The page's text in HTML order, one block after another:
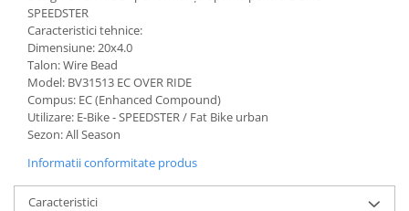
SPEEDSTER
Caracteristici tehnice:
Dimensiune: 20x4.0
Talon: Wire Bead
Model: BV31513 EC OVER RIDE
Compus: EC (Enhanced Compound)
Utilizare: E-Bike - SPEEDSTER / Fat Bike urban
Sezon: All Season
Informatii conformitate produs
Caracteristici